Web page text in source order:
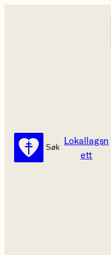
Søk
Søk
Lokallagsn
ett